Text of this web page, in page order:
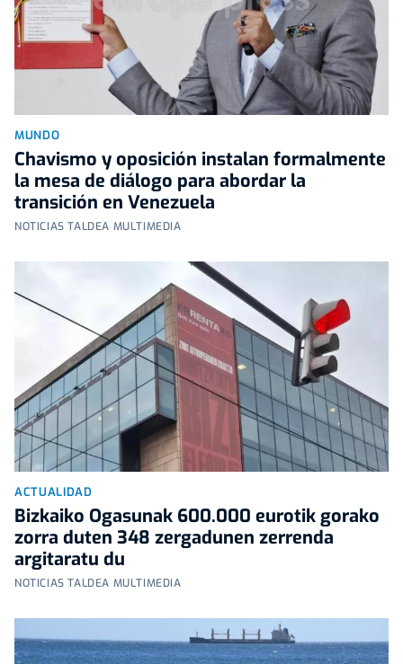
MUNDO
Chavismo y oposición instalan formalmente
la mesa de diálogo para abordar la
transición en Venezuela
NOTICIAS TALDEA MULTIMEDIA
ACTUALIDAD
Bizkaiko Ogasunak 600.000 eurotik gorako
zorra duten 348 zergadunen zerrenda
argitaratu du
NOTICIAS TALDEA MULTIMEDIA